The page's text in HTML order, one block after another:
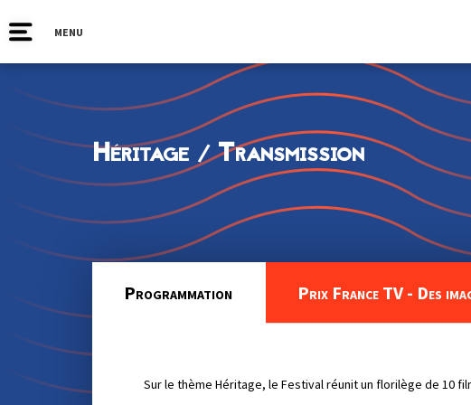
MENU
Héritage / Transmission
Programmation Prix France TV - Des
Sur le thème Héritage, le Festival réunit un florilège de 10